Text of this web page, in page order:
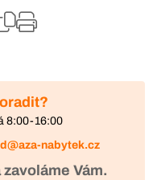
8:00-16:00
nabytek.cz
Vám.